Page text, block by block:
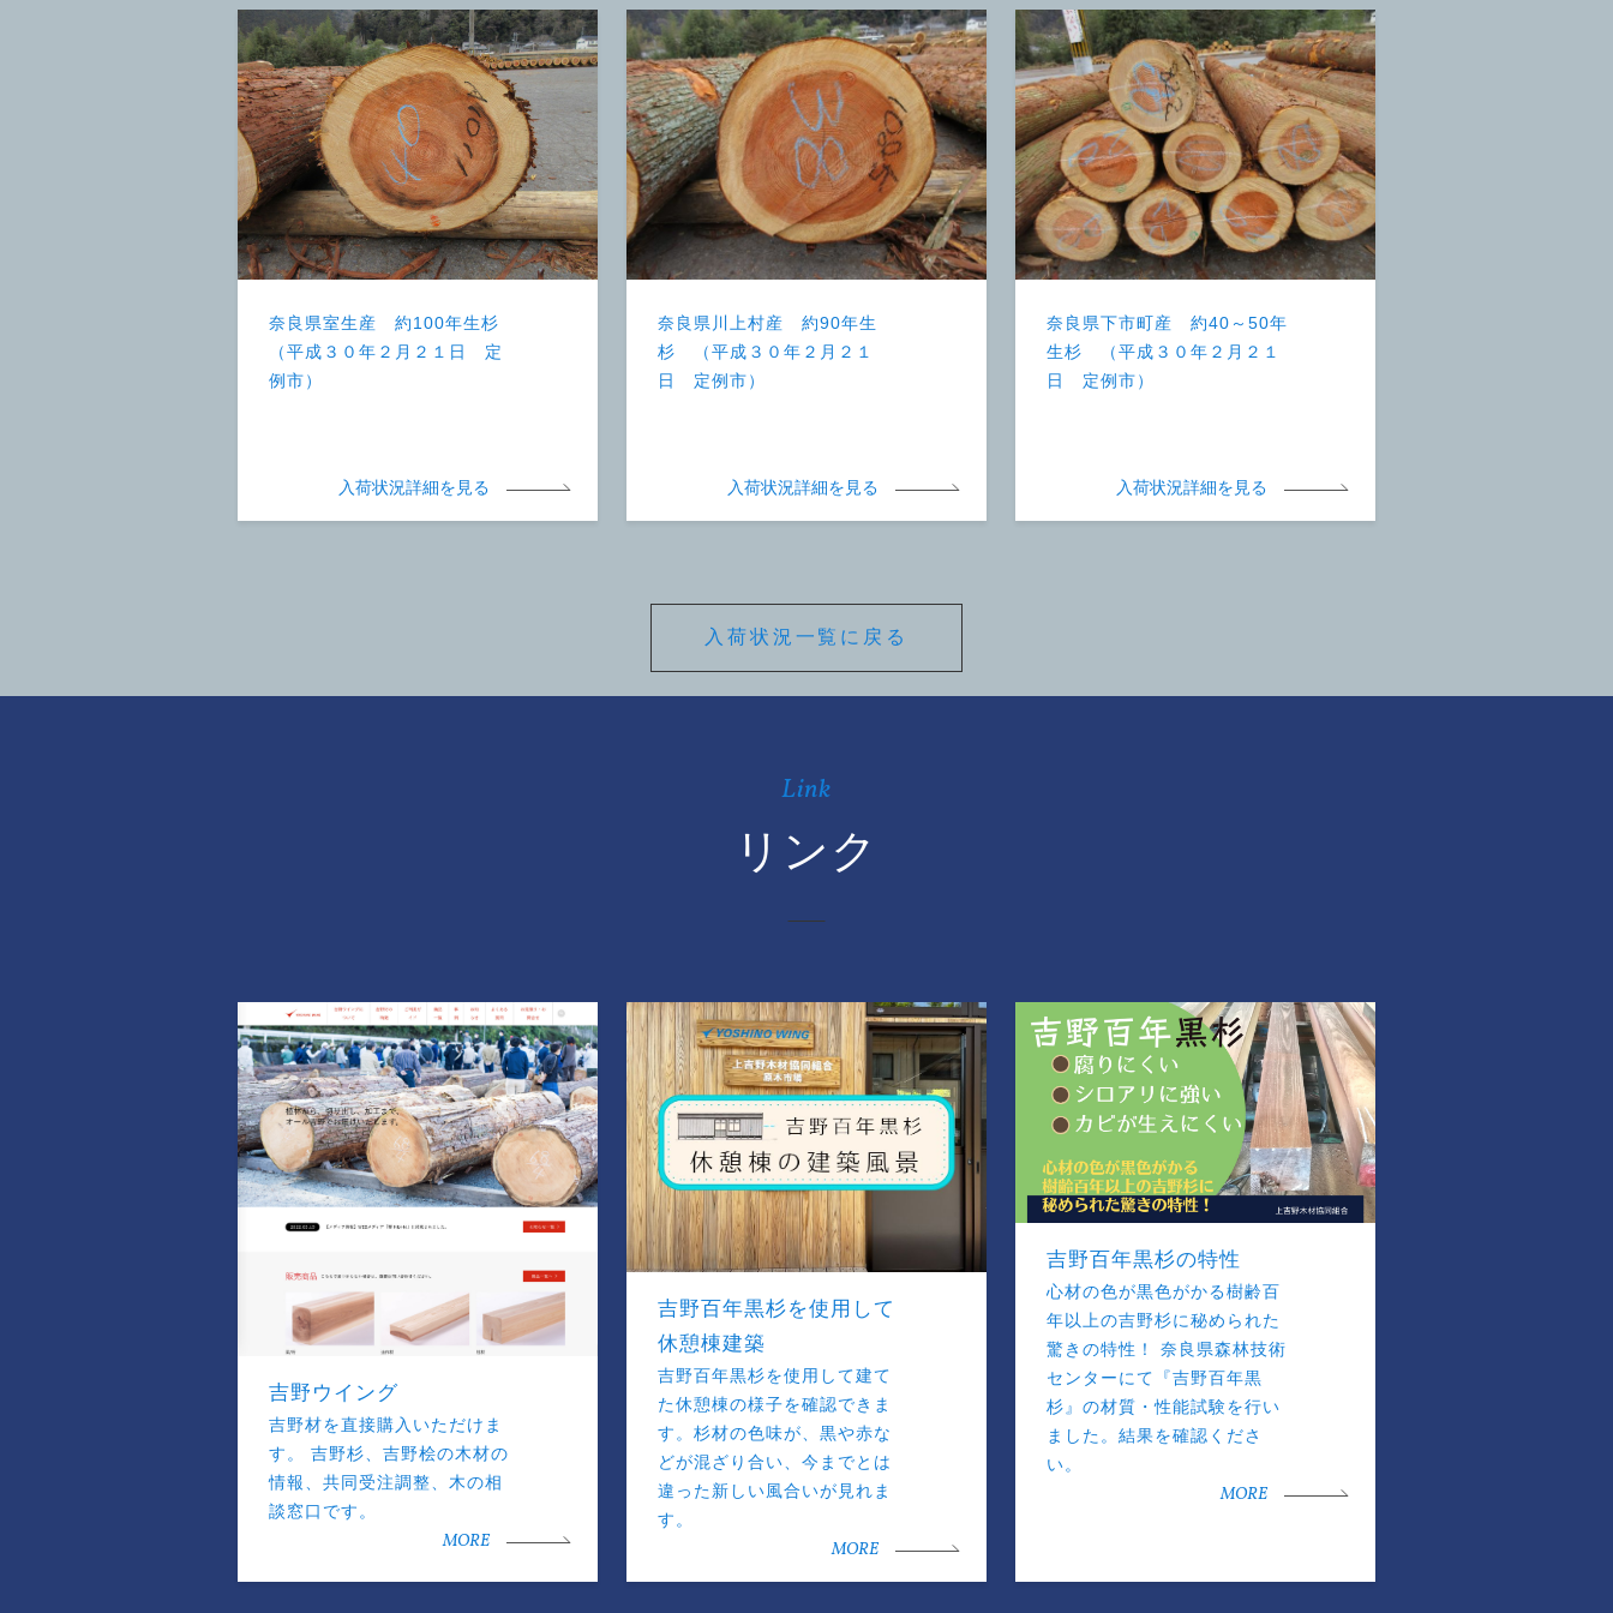
奈良県室生産 約100年生杉
（平成３０年２月２１日 定
例市）
入荷状況詳細を見る
奈良県川上村産 約90年生
杉 （平成３０年２月２１
日 定例市）
入荷状況詳細を見る
奈良県下市町産 約40～50年
生杉 （平成３０年２月２１
日 定例市）
入荷状況詳細を見る
入荷状況一覧に戻る
Link
リンク
吉野ウイング
吉野材を直接購入いただけま
す。 吉野杉、吉野桧の木材の
情報、共同受注調整、木の相
談窓口です。
MORE
吉野百年黒杉を使用して
休憩棟建築
吉野百年黒杉を使用して建て
た休憩棟の様子を確認できま
す。杉材の色味が、黒や赤な
どが混ざり合い、今までとは
違った新しい風合いが見れま
す。
MORE
吉野百年黒杉の特性
心材の色が黒色がかる樹齢百
年以上の吉野杉に秘められた
驚きの特性！ 奈良県森林技術
センターにて『吉野百年黒
杉』の材質・性能試験を行い
ました。結果を確認くださ
い。
MORE